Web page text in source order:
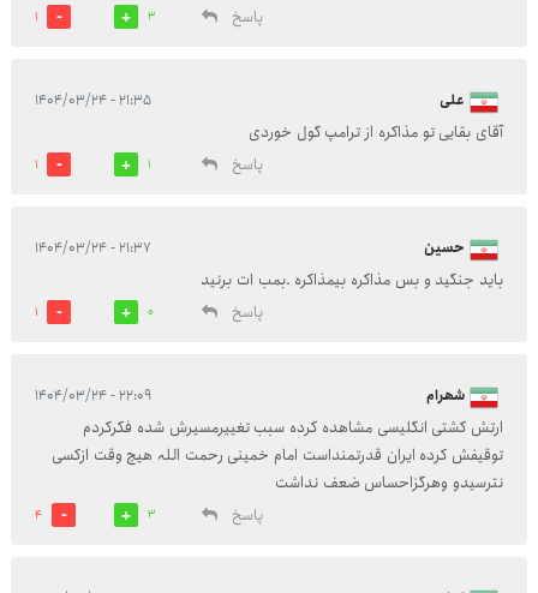
پاسخ
3
1
علی ۲۱:۳۵ - ۱۴۰۴/۰۳/۲۴
آقای بقایی تو مذاکره از ترامپ گول خوردی
پاسخ
1
1
حسین ۲۱:۳۷ - ۱۴۰۴/۰۳/۲۴
باید جنگید و بس مذاکره بیمذاکره .بمب ات برنید
پاسخ
0
1
شھرام ۲۲:۰۹ - ۱۴۰۴/۰۳/۲۴
ارتش کشتی انگلیسی مشاھدہ کردہ سبب تغییرمسیرش شدہ فکرکردم
توقیفش کردہ ایران قدرتمنداست امام خمینی رحمت اللہ ھیچ وقت ازکسی
نترسیدو وھرگزاحساس ضعف نداشت
پاسخ
3
4